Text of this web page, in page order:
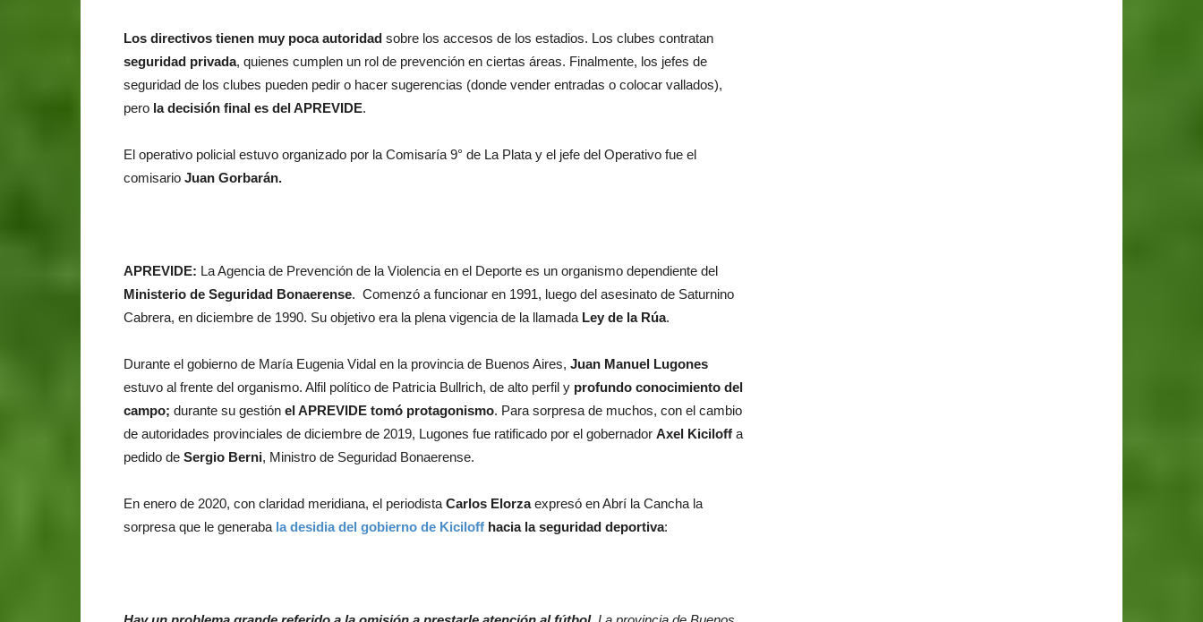
Los directivos tienen muy poca autoridad sobre los accesos de los estadios. Los clubes contratan
seguridad privada, quienes cumplen un rol de prevención en ciertas áreas. Finalmente, los jefes de
seguridad de los clubes pueden pedir o hacer sugerencias (donde vender entradas o colocar vallados),
pero la decisión final es del APREVIDE.
El operativo policial estuvo organizado por la Comisaría 9° de La Plata y el jefe del Operativo fue el
comisario Juan Gorbarán.
APREVIDE: La Agencia de Prevención de la Violencia en el Deporte es un organismo dependiente del
Ministerio de Seguridad Bonaerense. Comenzó a funcionar en 1991, luego del asesinato de Saturnino
Cabrera, en diciembre de 1990. Su objetivo era la plena vigencia de la llamada Ley de la Rúa.
Durante el gobierno de María Eugenia Vidal en la provincia de Buenos Aires, Juan Manuel Lugones
estuvo al frente del organismo. Alfil político de Patricia Bullrich, de alto perfil y profundo conocimiento del
campo; durante su gestión el APREVIDE tomó protagonismo. Para sorpresa de muchos, con el cambio
de autoridades provinciales de diciembre de 2019, Lugones fue ratificado por el gobernador Axel Kiciloff a
pedido de Sergio Berni, Ministro de Seguridad Bonaerense.
En enero de 2020, con claridad meridiana, el periodista Carlos Elorzaexpresó en Abrí la Cancha la
sorpresa que le generaba la desidia del gobierno de Kiciloff hacia la seguridad deportiva: